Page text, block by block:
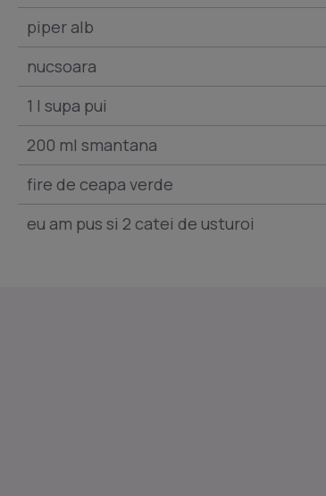
piper alb
nucsoara
1 l supa pui
200 ml smantana
fire de ceapa verde
eu am pus si 2 catei de usturoi